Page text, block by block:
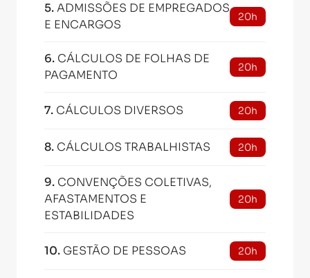
5.ADMISSÕES DE EMPREGADOS
E ENCARGOS
20h
6. CÁLCULOS DE FOLHAS DE
PAGAMENTO
20h
7. CÁLCULOS DIVERSOS 20h
8. CÁLCULOS TRABALHISTAS 20h
9. CONVENÇÕES COLETIVAS,
AFASTAMENTOS E
ESTABILIDADES
20h
10. GESTÃO DE PESSOAS 20h